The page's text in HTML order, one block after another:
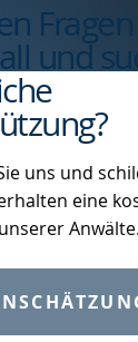
und
uns und
eine
Anwälte.